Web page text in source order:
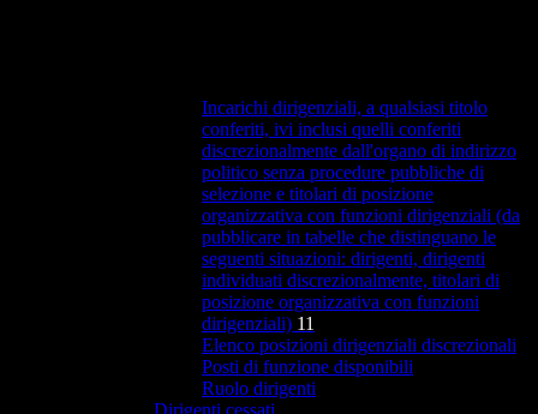
Incarichi dirigenziali, a qualsiasi titolo
conferiti, ivi inclusi quelli conferiti
discrezionalmente dall'organo di indirizzo
politico senza procedure pubbliche di
selezione e titolari di posizione
organizzativa con funzioni dirigenziali (da
pubblicare in tabelle che distinguano le
seguenti situazioni: dirigenti, dirigenti
individuati discrezionalmente, titolari di
posizione organizzativa con funzioni
dirigenziali) 11
Elenco posizioni dirigenziali discrezionali
Posti di funzione disponibili
Ruolo dirigenti